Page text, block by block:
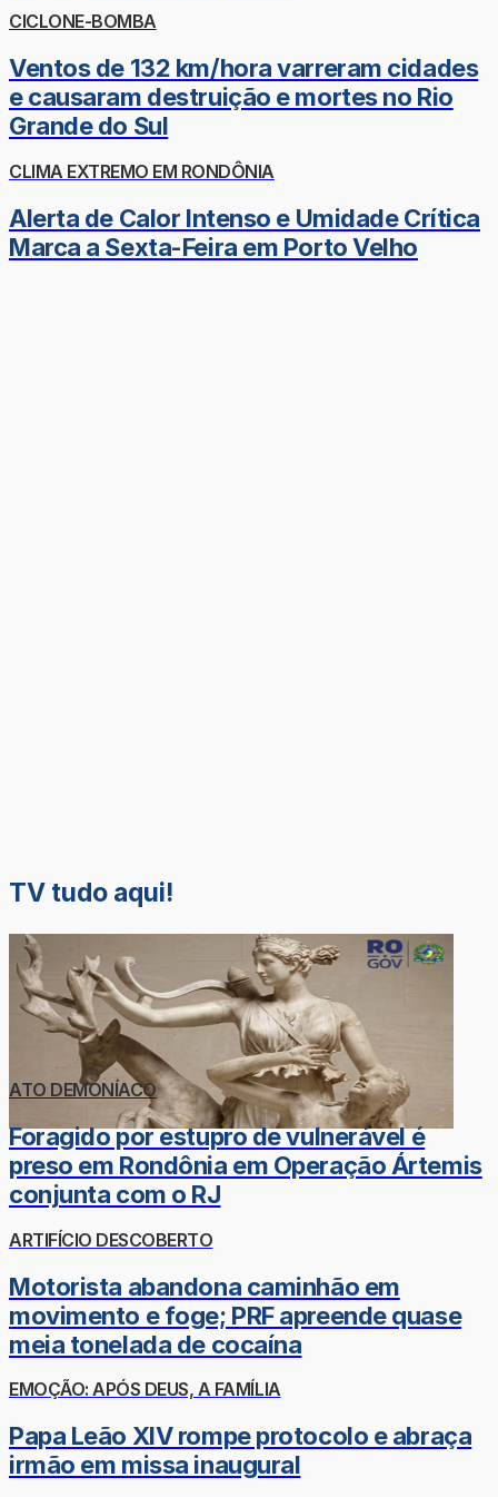
CICLONE-BOMBA
Ventos de 132 km/hora varreram cidades
e causaram destruição e mortes no Rio
Grande do Sul
CLIMA EXTREMO EM RONDÔNIA
Alerta de Calor Intenso e Umidade Crítica
Marca a Sexta-Feira em Porto Velho
TV tudo aqui!
ATO DEMONÍACO
Foragido por estupro de vulnerável é
preso em Rondônia em Operação Ártemis
conjunta com o RJ
ARTIFÍCIO DESCOBERTO
Motorista abandona caminhão em
movimento e foge; PRF apreende quase
meia tonelada de cocaína
EMOÇÃO: APÓS DEUS, A FAMÍLIA
Papa Leão XIV rompe protocolo e abraça
irmão em missa inaugural